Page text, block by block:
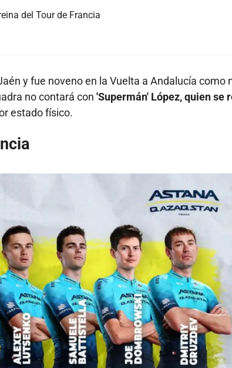
del Tour de Francia
y fue noveno en la Vuelta a Andalucía como
no contará con 'Supermán' López, quien se
estado físico.